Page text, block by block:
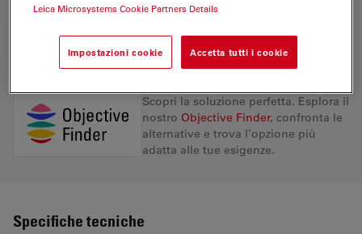
RICHIESTA DI PREVENTIVO
Scopri la soluzione perfetta. Esplora il
nostro Objective Finder, confronta le
alternative e trova l’opzione più
adatta alle tue esigenze.
Specifiche tecniche
Leica Microsystems Cookie Partners Details
Impostazioni cookie Accetta tutti i cookie